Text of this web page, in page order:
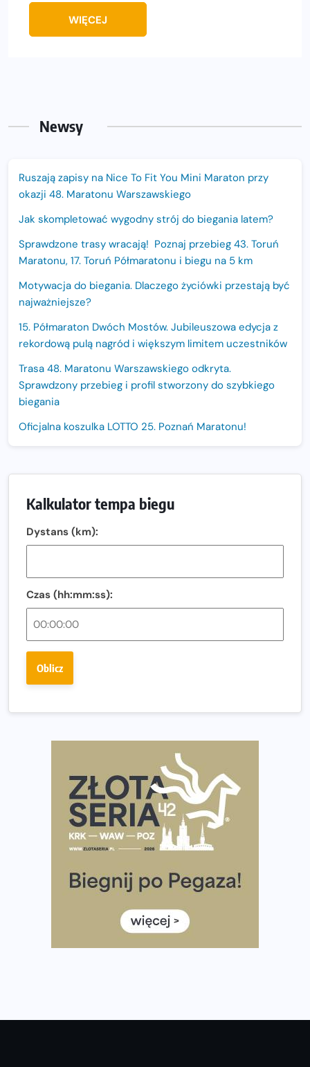
WIĘCEJ
Newsy
Ruszają zapisy na Nice To Fit You Mini Maraton przy
okazji 48. Maratonu Warszawskiego
Jak skompletować wygodny strój do biegania latem?
Sprawdzone trasy wracają! Poznaj przebieg 43. Toruń
Maratonu, 17. Toruń Półmaratonu i biegu na 5 km
Motywacja do biegania. Dlaczego życiówki przestają być
najważniejsze?
15. Półmaraton Dwóch Mostów. Jubileuszowa edycja z
rekordową pulą nagród i większym limitem uczestników
Trasa 48. Maratonu Warszawskiego odkryta.
Sprawdzony przebieg i profil stworzony do szybkiego
biegania
Oficjalna koszulka LOTTO 25. Poznań Maratonu!
Fabrykanta. Organizatorzy odkrywają trasę dzień po
Złota Seria 42 rośnie. Coraz więcej maratończyków
wybiera wyzwanie trzech największych maratonów w
Polsce
Ponad 12 tysięcy uczestników pobiegło dla Bohaterów!
Rozbiegany Olsztyn szykuje się na weekend z
półmaratonem
Już w tę sobotę 35. Bieg Powstania Warszawskiego.
Wystartuje rekordowa liczba uczestników
35. Bieg Powstania Warszawskiego – praktyczny
Ile razy w tygodniu biegać? 3 treningi wystarczą? Jak
często biegać, żeby robić postępy
Już w ten weekend! Przed nami Nocny Portowy Maraton
i Półmaraton Szczeciński. Wszystko, co warto wiedzieć
Kalkulator tempa biegu
Dystans (km):
Czas (hh:mm:ss):
Oblicz